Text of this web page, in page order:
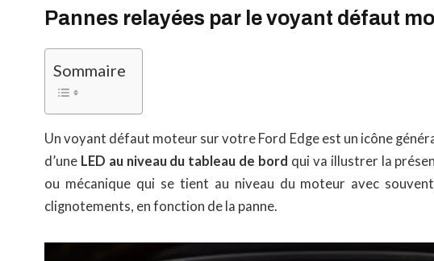
Pannes relayées par le voyant défaut
Sommaire
Un voyant défaut moteur sur votre Ford Edge est un icône
d’une LED au niveau du tableau de bord qui va illustrer la
ou mécanique qui se tient au niveau du moteur avec
clignotements, en fonction de la panne.